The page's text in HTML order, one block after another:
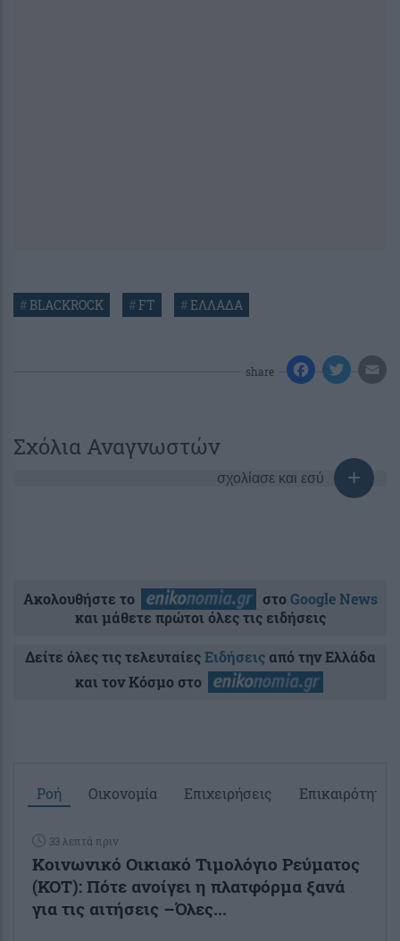
#BLACKROCK #FT #ΕΛΛΑΔΑ
share
Σχόλια Αναγνωστών
σχολίασε και εσύ
Ακολουθήστε το στοGoogle News
και μάθετε πρώτοι όλες τις ειδήσεις
Δείτε όλες τις τελευταίεςΕιδήσειςαπό την Ελλάδα
και τον Κόσμο στο
Ροή Οικονομία Επιχειρήσεις Επικαιρότητα
33 λεπτά πριν
Κοινωνικό Οικιακό Τιμολόγιο Ρεύματος
(ΚΟΤ): Πότε ανοίγει η πλατφόρμα ξανά
για τις αιτήσεις –Όλες...